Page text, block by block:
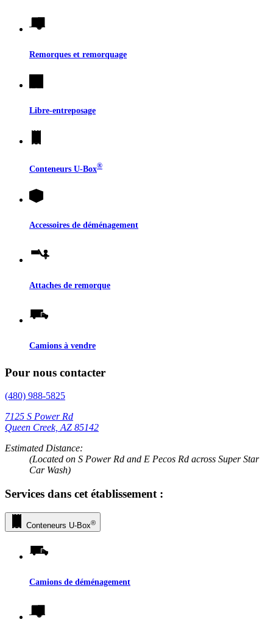
Remorques et remorquage
Libre-entreposage
Conteneurs U-Box®
Accessoires de déménagement
Attaches de remorque
Camions à vendre
Pour nous contacter
(480) 988-5825
7125 S Power Rd
Queen Creek, AZ 85142
Estimated Distance:
(Located on S Power Rd and E Pecos Rd across Super Star
Car Wash)
Services dans cet établissement :
Conteneurs U-Box®
Camions de déménagement